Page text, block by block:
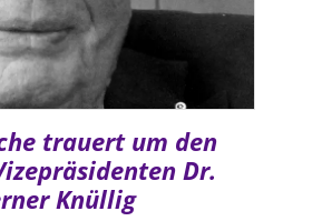
trauert um den
Dr.
Knüllig